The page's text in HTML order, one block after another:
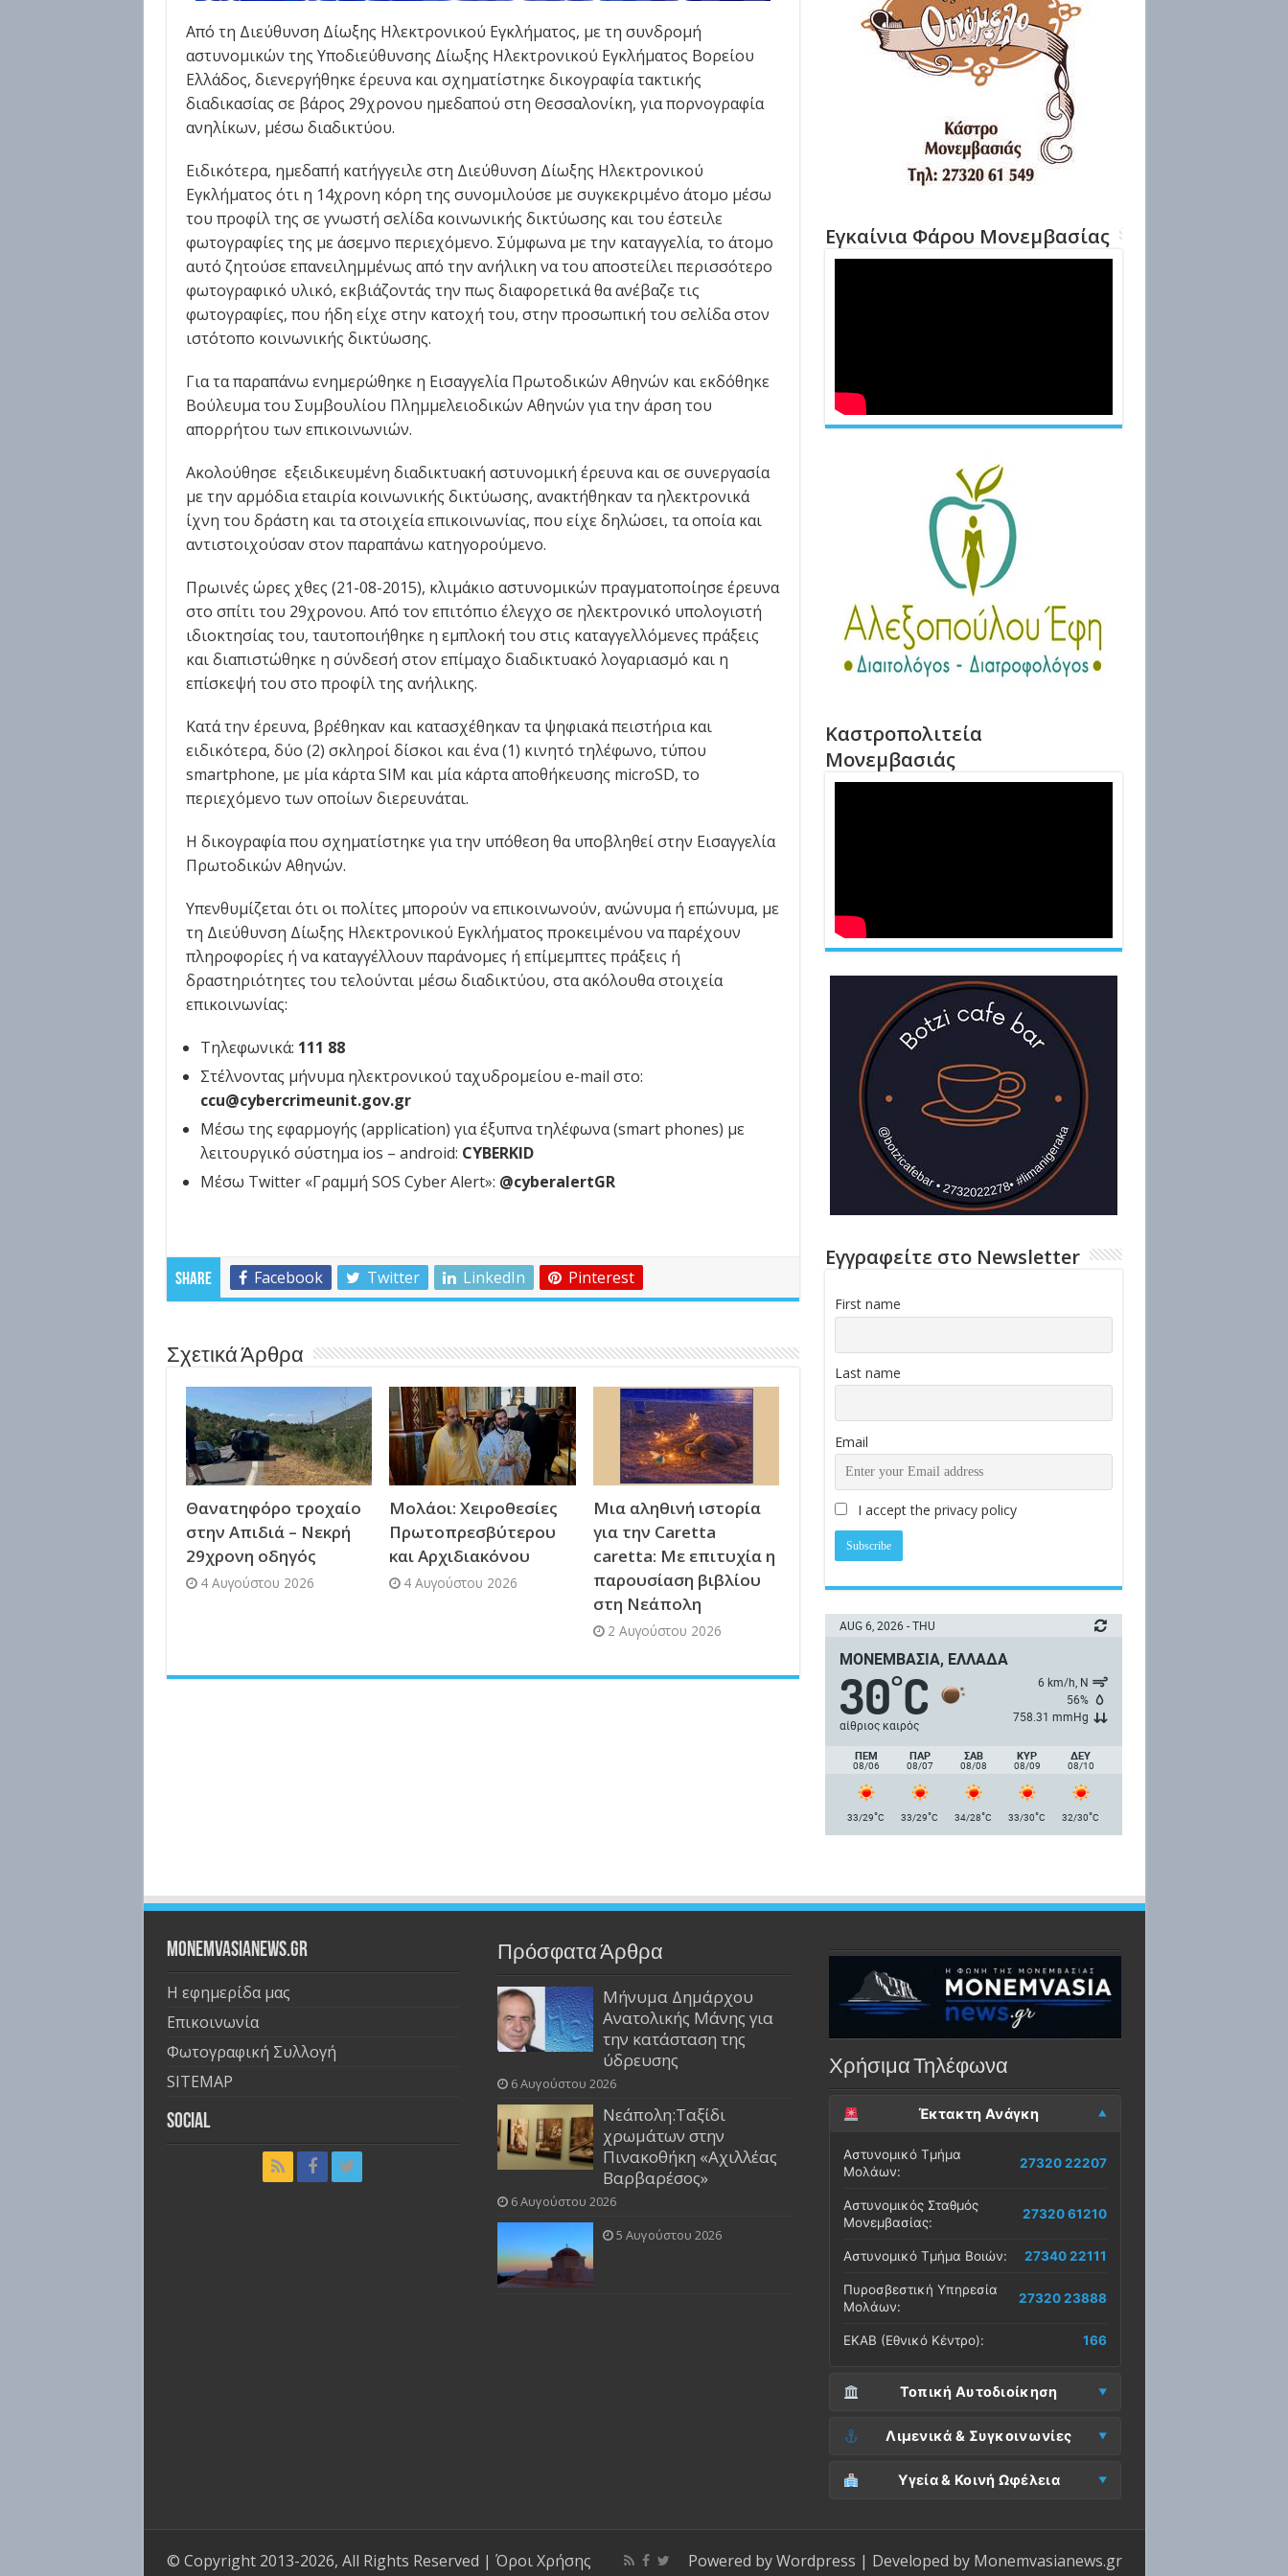
Από τη Διεύθυνση Δίωξης Ηλεκτρονικού Εγκλήματος, με τη συνδρομή
αστυνομικών της Υποδιεύθυνσης Δίωξης Ηλεκτρονικού Εγκλήματος Βορείου
Ελλάδος, διενεργήθηκε έρευνα και σχηματίστηκε δικογραφία τακτικής
διαδικασίας σε βάρος 29χρονου ημεδαπού στη Θεσσαλονίκη, για πορνογραφία
ανηλίκων, μέσω διαδικτύου.
Ειδικότερα, ημεδαπή κατήγγειλε στη Διεύθυνση Δίωξης Ηλεκτρονικού
Εγκλήματος ότι η 14χρονη κόρη της συνομιλούσε με συγκεκριμένο άτομο μέσω
του προφίλ της σε γνωστή σελίδα κοινωνικής δικτύωσης και του έστειλε
φωτογραφίες της με άσεμνο περιεχόμενο. Σύμφωνα με την καταγγελία, το άτομο
αυτό ζητούσε επανειλημμένως από την ανήλικη να του αποστείλει περισσότερο
φωτογραφικό υλικό, εκβιάζοντάς την πως διαφορετικά θα ανέβαζε τις
φωτογραφίες, που ήδη είχε στην κατοχή του, στην προσωπική του σελίδα στον
ιστότοπο κοινωνικής δικτύωσης.
Για τα παραπάνω ενημερώθηκε η Εισαγγελία Πρωτοδικών Αθηνών και εκδόθηκε
Βούλευμα του Συμβουλίου Πλημμελειοδικών Αθηνών για την άρση του
απορρήτου των επικοινωνιών.
Ακολούθησε εξειδικευμένη διαδικτυακή αστυνομική έρευνα και σε συνεργασία
με την αρμόδια εταιρία κοινωνικής δικτύωσης, ανακτήθηκαν τα ηλεκτρονικά
ίχνη του δράστη και τα στοιχεία επικοινωνίας, που είχε δηλώσει, τα οποία και
αντιστοιχούσαν στον παραπάνω κατηγορούμενο.
Πρωινές ώρες χθες (21-08-2015), κλιμάκιο αστυνομικών πραγματοποίησε έρευνα
στο σπίτι του 29χρονου. Από τον επιτόπιο έλεγχο σε ηλεκτρονικό υπολογιστή
ιδιοκτησίας του, ταυτοποιήθηκε η εμπλοκή του στις καταγγελλόμενες πράξεις
και διαπιστώθηκε η σύνδεσή στον επίμαχο διαδικτυακό λογαριασμό και η
επίσκεψή του στο προφίλ της ανήλικης.
Κατά την έρευνα, βρέθηκαν και κατασχέθηκαν τα ψηφιακά πειστήρια και
ειδικότερα, δύο (2) σκληροί δίσκοι και ένα (1) κινητό τηλέφωνο, τύπου
smartphone, με μία κάρτα SIM και μία κάρτα αποθήκευσης microSD, το
περιεχόμενο των οποίων διερευνάται.
Η δικογραφία που σχηματίστηκε για την υπόθεση θα υποβληθεί στην Εισαγγελία
Πρωτοδικών Αθηνών.
Υπενθυμίζεται ότι οι πολίτες μπορούν να επικοινωνούν, ανώνυμα ή επώνυμα, με
τη Διεύθυνση Δίωξης Ηλεκτρονικού Εγκλήματος προκειμένου να παρέχουν
πληροφορίες ή να καταγγέλλουν παράνομες ή επίμεμπτες πράξεις ή
δραστηριότητες του τελούνται μέσω διαδικτύου, στα ακόλουθα στοιχεία
επικοινωνίας:
Τηλεφωνικά: 111 88
Στέλνοντας μήνυμα ηλεκτρονικού ταχυδρομείου e-mail στο:
ccu@cybercrimeunit.gov.gr
Μέσω της εφαρμογής (application) για έξυπνα τηλέφωνα (smart phones) με
λειτουργικό σύστημα ios – android: CYBERKID
Μέσω Twitter «Γραμμή SOS Cyber Alert»: @cyberalertGR
Share Facebook Twitter LinkedIn Pinterest
Σχετικά Άρθρα
Θανατηφόρο τροχαίο
στην Απιδιά – Νεκρή
29χρονη οδηγός
4 Αυγούστου 2026
Μολάοι: Χειροθεσίες
Πρωτοπρεσβύτερου
και Αρχιδιακόνου
4 Αυγούστου 2026
Μια αληθινή ιστορία
για την Caretta
caretta: Με επιτυχία η
παρουσίαση βιβλίου
στη Νεάπολη
2 Αυγούστου 2026
Εγκαίνια Φάρου Μονεμβασίας
Καστροπολιτεία
Μονεμβασιάς
Εγγραφείτε στο Newsletter
First name
Last name
Email
I accept the privacy policy
AUG 6, 2026 - THU
ΜΟΝΕΜΒΑΣΙΆ, ΕΛΛΆΔΑ
30°C
αίθριος καιρός
6 km/h, Ν
56%
758.31 mmHg
ΠΈΜ
08/06
ΠΑΡ
08/07
ΣΑΒ
08/08
ΚΥΡ
08/09
ΔΕΥ
08/10
33/29°C 33/29°C 34/28°C 33/30°C 32/30°C
Monemvasianews.gr
Η εφημερίδα μας
Επικοινωνία
Φωτογραφική Συλλογή
SITEMAP
Social
Πρόσφατα Άρθρα
Μήνυμα Δημάρχου
Ανατολικής Μάνης για
την κατάσταση της
ύδρευσης
6 Αυγούστου 2026
Νεάπολη:Ταξίδι
χρωμάτων στην
Πινακοθήκη «Αχιλλέας
Βαρβαρέσος»
6 Αυγούστου 2026
5 Αυγούστου 2026
Χρήσιμα Τηλέφωνα
Έκτακτη Ανάγκη
Αστυνομικό Τμήμα
Μολάων:
27320 22207
Αστυνομικός Σταθμός
Μονεμβασίας:
27320 61210
Αστυνομικό Τμήμα Βοιών: 27340 22111
Πυροσβεστική Υπηρεσία
Μολάων:
27320 23888
ΕΚΑΒ (Εθνικό Κέντρο): 166
Τοπική Αυτοδιοίκηση
Δήμος Μονεμβασίας
(Έδρα):
27323 60500
Δ.Ε. Μονεμβασίας
27323 60019
ΚΕΠ Μονεμβασίας: 27323 60031
Λιμενικά & Συγκοινωνίες
Λιμεναρχείο
Μονεμβασίας:
27320 61266
ΚΤΕΛ Λακωνίας (Σταθμός
Μολάων):
27320 22209
Υγεία & Κοινή Ωφέλεια
Powered byWordpress | Developed by Monemvasianews.gr
© Copyright 2013-2026, All Rights Reserved | Όροι Χρήσης